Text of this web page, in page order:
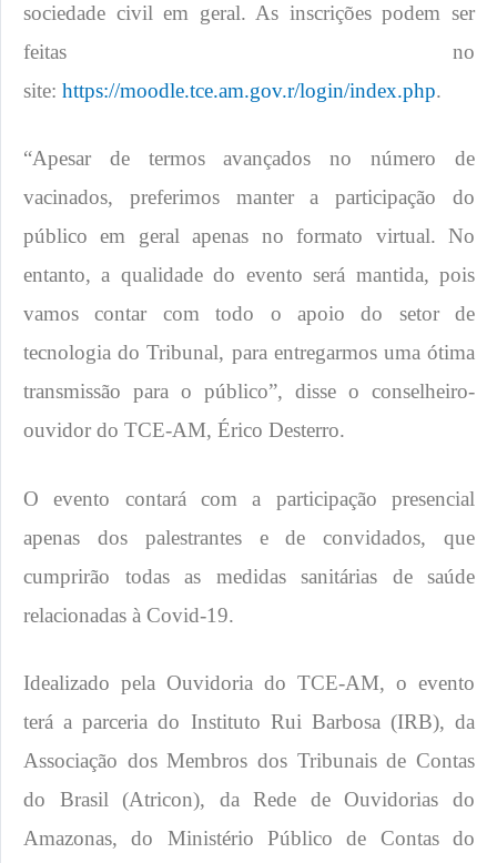
sociedade civil em geral. As inscrições podem ser
feitas no
site: https://moodle.tce.am.gov.r/login/index.php.
“Apesar de termos avançados no número de
vacinados, preferimos manter a participação do
público em geral apenas no formato virtual. No
entanto, a qualidade do evento será mantida, pois
vamos contar com todo o apoio do setor de
tecnologia do Tribunal, para entregarmos uma ótima
transmissão para o público”, disse o conselheiro-
ouvidor do TCE-AM, Érico Desterro.
O evento contará com a participação presencial
apenas dos palestrantes e de convidados, que
cumprirão todas as medidas sanitárias de saúde
relacionadas à Covid-19.
Idealizado pela Ouvidoria do TCE-AM, o evento
terá a parceria do Instituto Rui Barbosa (IRB), da
Associação dos Membros dos Tribunais de Contas
do Brasil (Atricon), da Rede de Ouvidorias do
Amazonas, do Ministério Público de Contas do